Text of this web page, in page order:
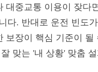
대중교통 이용이 잦다
다. 반대로 운전 빈도
보장이 핵심 기준이 될
맞는 '내 상황' 맞춤